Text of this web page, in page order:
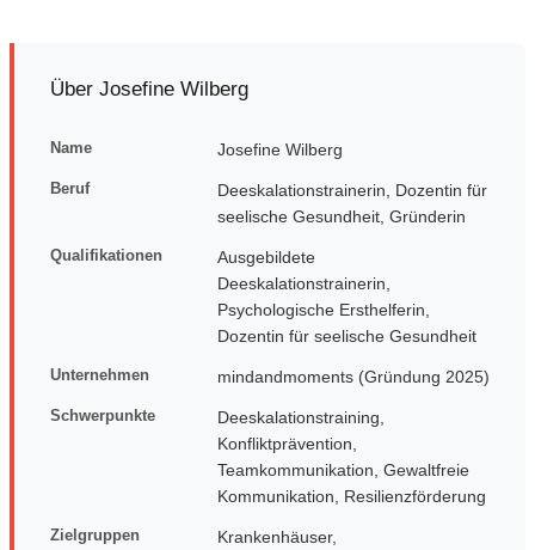
Über Josefine Wilberg
Name Josefine Wilberg
Beruf
Deeskalationstrainerin, Dozentin für
seelische Gesundheit, Gründerin
Qualifikationen
Ausgebildete
Deeskalationstrainerin,
Psychologische Ersthelferin,
Dozentin für seelische Gesundheit
Unternehmen mindandmoments (Gründung 2025)
Schwerpunkte
Deeskalationstraining,
Konfliktprävention,
Teamkommunikation, Gewaltfreie
Kommunikation, Resilienzförderung
Zielgruppen
Krankenhäuser,